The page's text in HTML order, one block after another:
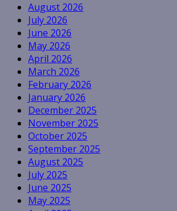
August 2026
July 2026
June 2026
May 2026
April 2026
March 2026
February 2026
January 2026
December 2025
November 2025
October 2025
September 2025
August 2025
July 2025
June 2025
May 2025